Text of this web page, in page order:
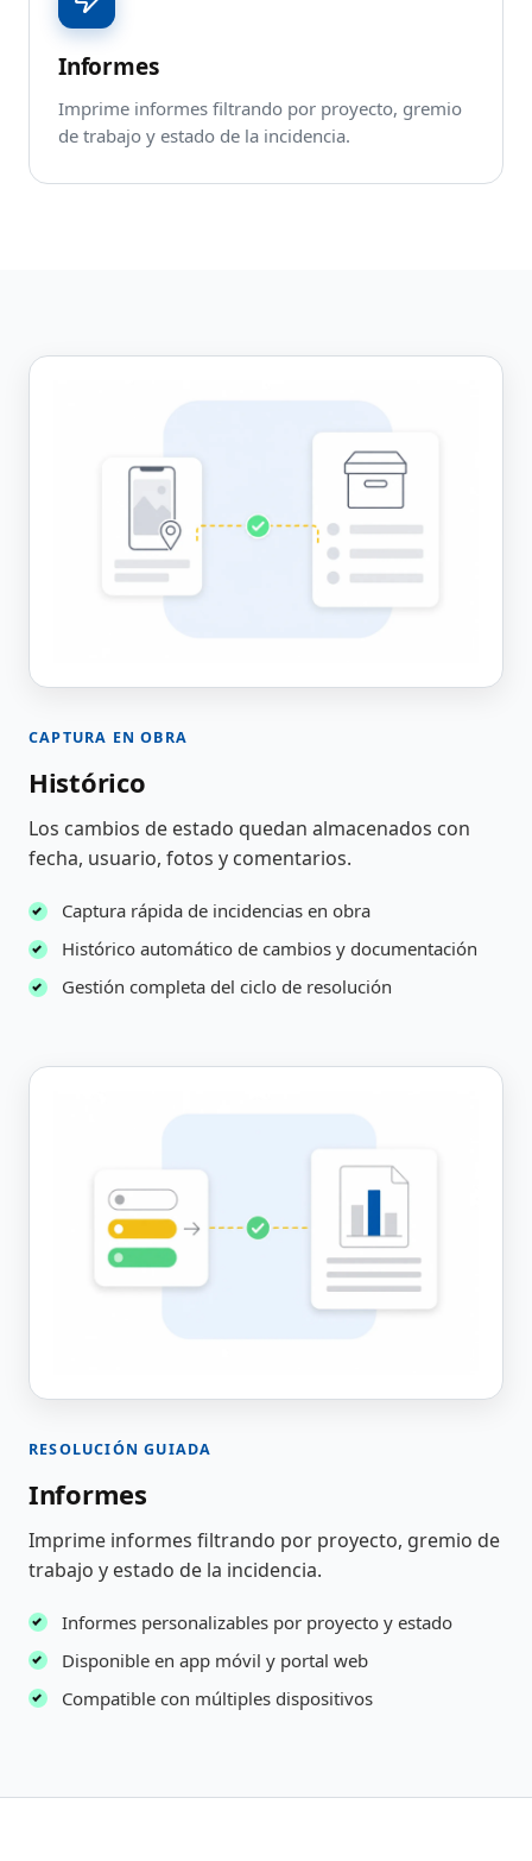
Informes
Imprime informes filtrando por proyecto, gremio
de trabajo y estado de la incidencia.
CAPTURA EN OBRA
Histórico
Los cambios de estado quedan almacenados con
fecha, usuario, fotos y comentarios.
Captura rápida de incidencias en obra
Histórico automático de cambios y documentación
Gestión completa del ciclo de resolución
RESOLUCIÓN GUIADA
Informes
Imprime informes filtrando por proyecto, gremio de
trabajo y estado de la incidencia.
Informes personalizables por proyecto y estado
Disponible en app móvil y portal web
Compatible con múltiples dispositivos